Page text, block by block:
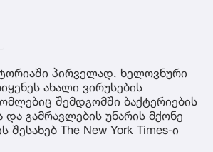
პირველად, ხელოვნური
ახალი ვირუსების
შემდგომში ბაქტერიების
და გამრავლების უნარის მქონე
შესახებ The New York Times-ი